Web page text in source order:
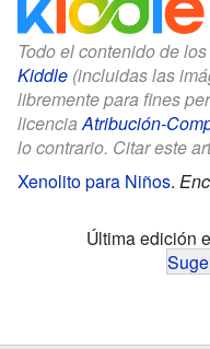
Todo el contenido de
Kiddle (incluidas las
libremente para fines
licenciaAtribución-
lo contrario. Citar este
Xenolito para Niños.
Última edición